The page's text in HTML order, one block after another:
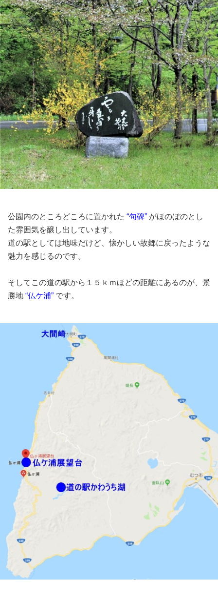
公園内のところどころに置かれた “句碑” がほのぼのとし
た雰囲気を醸し出しています。
道の駅としては地味だけど、懐かしい故郷に戻ったような
魅力を感じるのです。
そしてこの道の駅から１５ｋｍほどの距離にあるのが、景
勝地 “仏ケ浦” です。